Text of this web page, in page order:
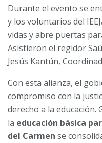
Durante el evento se
y los voluntarios del
vidas y abre puertas
Asistieron el regidor
Jesús Kantún,
Con esta alianza, el
compromiso con la
derecho a la educación.
la educación básica
del Carmen se